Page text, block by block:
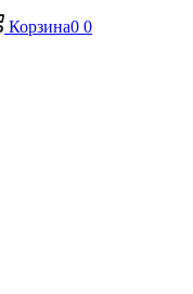
Корзина0 0